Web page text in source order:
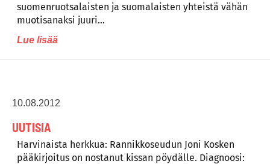
suomenruotsalaisten ja suomalaisten yhteistä vähän
muotisanaksi juuri…
Lue lisää
10.08.2012
UUTISIA
Harvinaista herkkua: Rannikkoseudun Joni Kosken
pääkirjoitus on nostanut kissan pöydälle. Diagnoosi: